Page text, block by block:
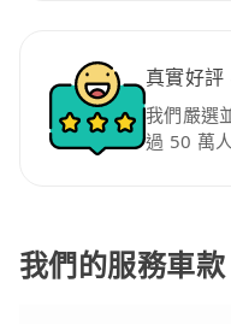
真實好評
我們嚴選
過 50 萬
我們的服務車款